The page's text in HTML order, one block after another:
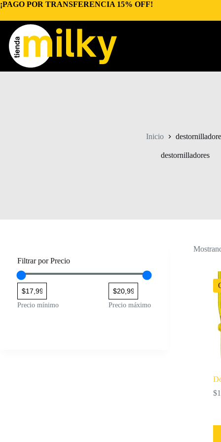
Saltar
contenido
¡PAGO POR TRANSFERENCIA 15% OFF!
Inicio
destornilladores
$
Filtrar por Precio
Precio mínimo Precio máximo